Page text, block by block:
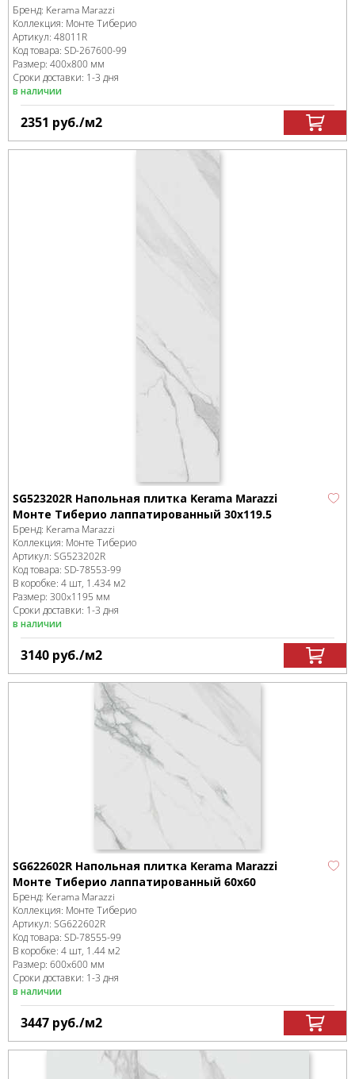
Бренд: Kerama Marazzi
Коллекция: Монте Тиберио
Артикул: 48011R
Код товара: SD-267600-99
Размер: 400x800 мм
Сроки доставки: 1-3 дня
в наличии
2351 руб./м2
SG523202R Напольная плитка Kerama Marazzi
Монте Тиберио лаппатированный 30x119.5
Бренд: Kerama Marazzi
Коллекция: Монте Тиберио
Артикул: SG523202R
Код товара: SD-78553-99
В коробке: 4 шт, 1.434 м2
Размер: 300x1195 мм
Сроки доставки: 1-3 дня
в наличии
3140 руб./м2
SG622602R Напольная плитка Kerama Marazzi
Монте Тиберио лаппатированный 60х60
Бренд: Kerama Marazzi
Коллекция: Монте Тиберио
Артикул: SG622602R
Код товара: SD-78555-99
В коробке: 4 шт, 1.44 м2
Размер: 600x600 мм
Сроки доставки: 1-3 дня
в наличии
3447 руб./м2